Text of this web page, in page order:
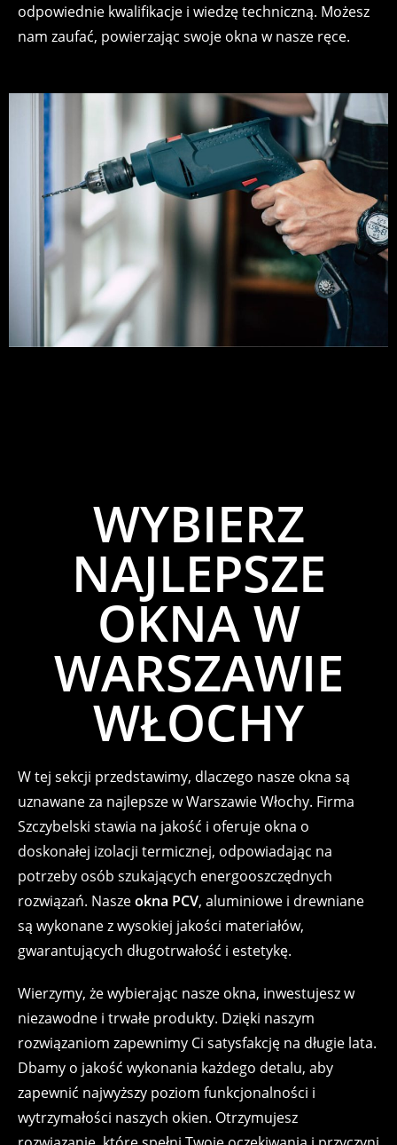
odpowiednie kwalifikacje i wiedzę techniczną. Możesz
nam zaufać, powierzając swoje okna w nasze ręce.
WYBIERZ
NAJLEPSZE
OKNA W
WARSZAWIE
WŁOCHY
W tej sekcji przedstawimy, dlaczego nasze okna są
uznawane za najlepsze w Warszawie Włochy. Firma
Szczybelski stawia na jakość i oferuje okna o
doskonałej izolacji termicznej, odpowiadając na
potrzeby osób szukających energooszczędnych
rozwiązań. Naszeokna PCV, aluminiowe i drewniane
są wykonane z wysokiej jakości materiałów,
gwarantujących długotrwałość i estetykę.
Wierzymy, że wybierając nasze okna, inwestujesz w
niezawodne i trwałe produkty. Dzięki naszym
rozwiązaniom zapewnimy Ci satysfakcję na długie lata.
Dbamy o jakość wykonania każdego detalu, aby
zapewnić najwyższy poziom funkcjonalności i
wytrzymałości naszych okien. Otrzymujesz